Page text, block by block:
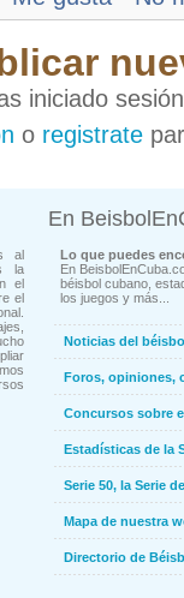
iniciado
o registrate
al
la
el
el
En
Lo que puedes
En
béisbol cubano,
los juegos y más...
Noticias del
Foros, opiniones,
Concursos sobre
Estadísticas de la
Serie 50, la Serie
Mapa de nuestra
Directorio de